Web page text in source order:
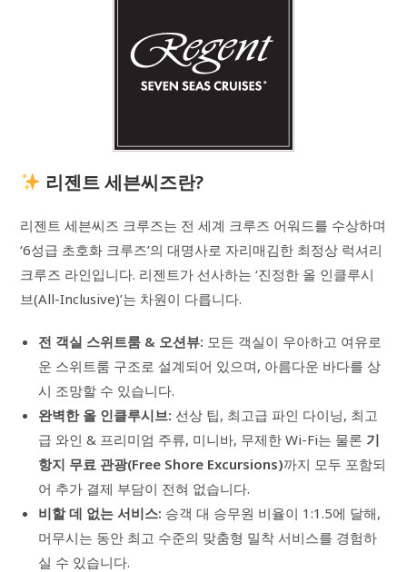
리젠트 세븐씨즈란?
리젠트 세븐씨즈 크루즈는 전 세계 크루즈 어워드를 수상하며
‘6성급 초호화 크루즈’의 대명사로 자리매김한 최정상 럭셔리
크루즈 라인입니다. 리젠트가 선사하는 ‘진정한 올 인클루시
브(All-Inclusive)’는 차원이 다릅니다.
전 객실 스위트룸 & 오션뷰: 모든 객실이 우아하고 여유로
운 스위트룸 구조로 설계되어 있으며, 아름다운 바다를 상
시 조망할 수 있습니다.
완벽한 올 인클루시브: 선상 팁, 최고급 파인 다이닝, 최고
급 와인 & 프리미엄 주류, 미니바, 무제한 Wi-Fi는 물론 기
항지 무료 관광(Free Shore Excursions)까지 모두 포함되
어 추가 결제 부담이 전혀 없습니다.
비할 데 없는 서비스: 승객 대 승무원 비율이 1:1.5에 달해,
머무시는 동안 최고 수준의 맞춤형 밀착 서비스를 경험하
실 수 있습니다.